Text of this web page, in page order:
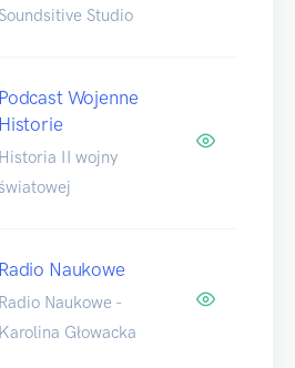
Soundsitive Studio
Podcast Wojenne
Historie
Historia II wojny
Radio Naukowe
Radio Naukowe -
Karolina Głowacka